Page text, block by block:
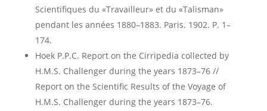
Scientifiques du «Travailleur» et du «Talisman»
pendant les années 1880–1883. Paris. 1902. P. 1–
174.
Hoek P.P.C. Report on the Cirripedia collected by
H.M.S. Challenger during the years 1873–76 //
Report on the Scientific Results of the Voyage of
H.M.S. Challenger during the years 1873–76.